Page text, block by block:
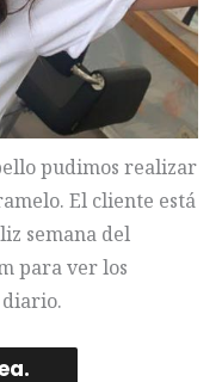
pudimos realizar
El cliente está
semana del
para ver los